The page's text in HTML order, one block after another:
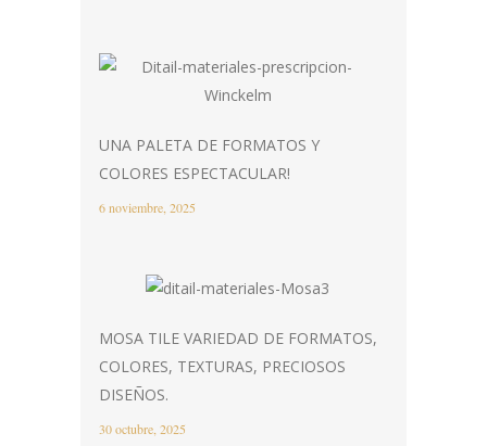
UNA PALETA DE FORMATOS Y
COLORES ESPECTACULAR!
6 noviembre, 2025
MOSA TILE VARIEDAD DE FORMATOS,
COLORES, TEXTURAS, PRECIOSOS
DISEÑOS.
30 octubre, 2025